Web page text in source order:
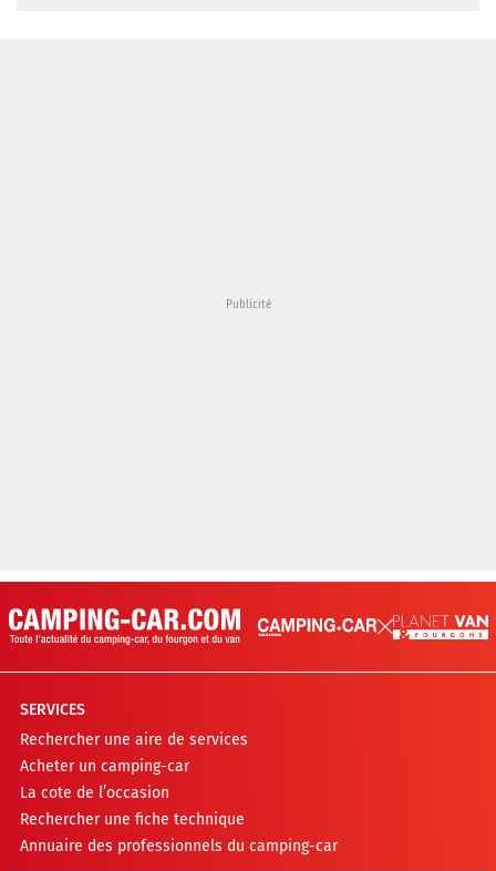
SERVICES
Rechercher une aire de services
Acheter un camping-car
La cote de l’occasion
Rechercher une fiche technique
Annuaire des professionnels du camping-car